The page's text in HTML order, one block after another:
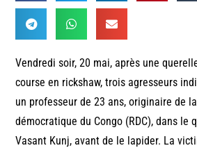
Vendredi soir, 20 mai, après une
course en rickshaw, trois agresseurs
un professeur de 23 ans, originaire de
démocratique du Congo (RDC), dans le
Vasant Kunj, avant de le lapider. La